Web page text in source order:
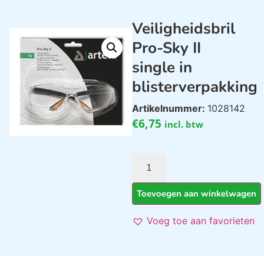
Veiligheidsbril
Pro-Sky II
single in
blisterverpakking
Artikelnummer: 1028142
€6,75 incl. btw
Toevoegen aan winkelwagen
Voeg toe aan favorieten